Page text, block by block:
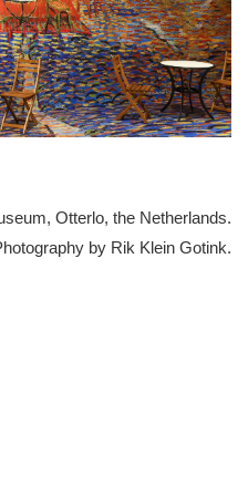
Otterlo, the Netherlands.
by Rik Klein Gotink.